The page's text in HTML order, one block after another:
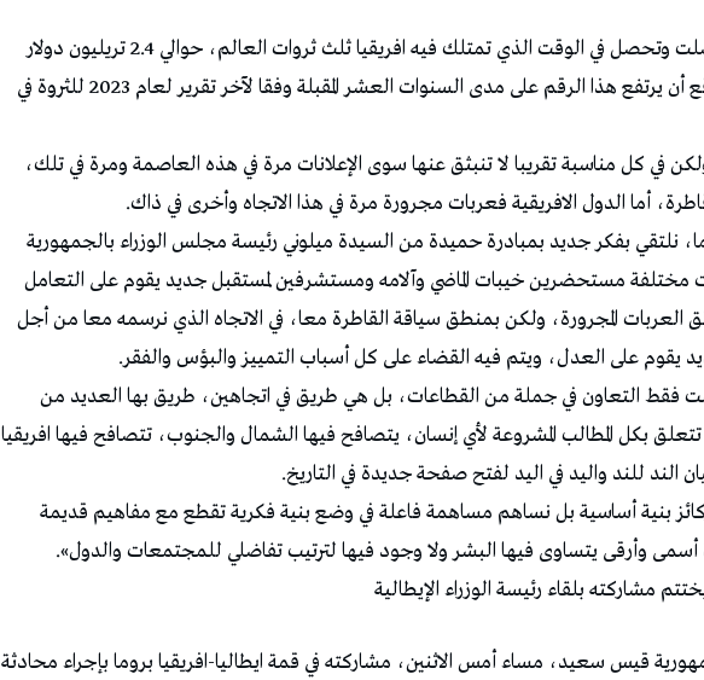
كل هذه المآسي حصلت وتحصل في الوقت الذي تمتلك فيه افريقيا ثلث ثروات العالم، حوالي 2.4 تريليون دولار
أمريكي، ومن المتوقع أن يرتفع هذا الرقم على مدى السنوات العشر المقبلة وفقا لآخر تقرير لعام 2023 للثروة في
في كل مناسبة تقريبا لا تنبثق عنها سوى الإعلانات مرة في هذه العاصمة ومرة في تلك،
أما الدول الافريقية فعربات مجرورة مرة في هذا الاتجاه وأخرى في ذاك.
نلتقي بفكر جديد بمبادرة حميدة من السيدة ميلوني رئيسة مجلس الوزراء بالجمهورية
مختلفة مستحضرين خيبات الماضي وآلامه ومستشرفين لمستقبل جديد يقوم على التعامل
العربات المجرورة، ولكن بمنطق سياقة القاطرة معا، في الاتجاه الذي نرسمه معا من أجل
يقوم على العدل، ويتم فيه القضاء على كل أسباب التمييز والبؤس والفقر.
فقط التعاون في جملة من القطاعات، بل هي طريق في اتجاهين، طريق بها العديد من
بكل المطالب المشروعة لأي إنسان، يتصافح فيها الشمال والجنوب، تتصافح فيها افريقيا
الند للند واليد في اليد لفتح صفحة جديدة في التاريخ.
ركائز بنية أساسية بل نساهم مساهمة فاعلة في وضع بنية فكرية تقطع مع مفاهيم قديمة
أسمى وأرقى يتساوى فيها البشر ولا وجود فيها لترتيب تفاضلي للمجتمعات والدول».
مشاركته بلقاء رئيسة الوزراء الإيطالية
قيس سعيد، مساء أمس الاثنين، مشاركته في قمة ايطاليا-افريقيا بروما بإجراء محادثة